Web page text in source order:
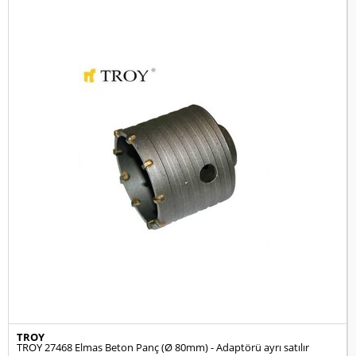
TROY
TROY 27468 Elmas Beton Panç (Ø 80mm) - Adaptörü ayrı satılır